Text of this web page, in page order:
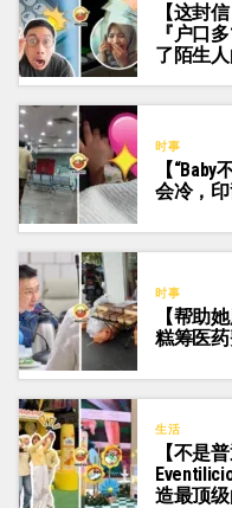
【这封
『户口
了陌生
时事
【
会冷，
时事
【帮助
糕筹医药
生活
【不是
造最顶